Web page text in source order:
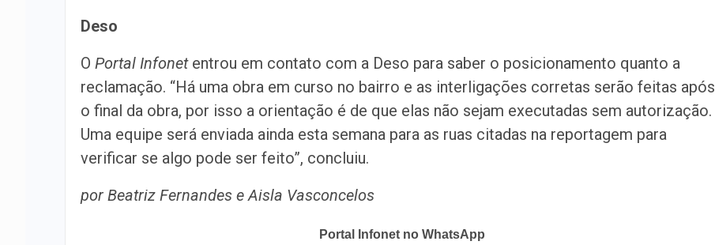
Deso
O Portal Infonetentrou em contato com a Deso para saber o posicionamento quanto a
reclamação. “Há uma obra em curso no bairro e as interligações corretas serão feitas após
o final da obra, por isso a orientação é de que elas não sejam executadas sem autorização.
Uma equipe será enviada ainda esta semana para as ruas citadas na reportagem para
verificar se algo pode ser feito”, concluiu.
por Beatriz Fernandes e Aisla Vasconcelos
Portal Infonet no WhatsApp